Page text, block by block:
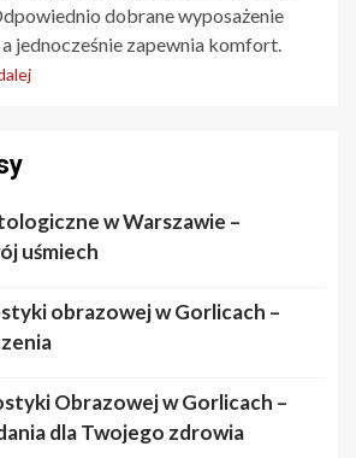
dobrane wyposażenie
jednocześnie zapewnia komfort.
w Warszawie –
uśmiech
obrazowej w Gorlicach –
Obrazowej w Gorlicach –
dla Twojego zdrowia